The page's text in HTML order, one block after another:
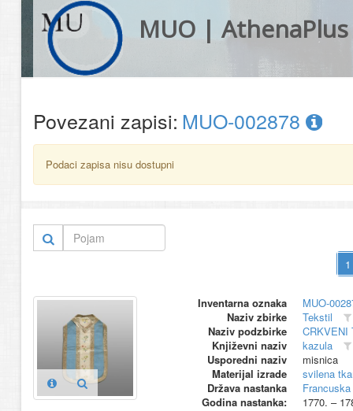
MUO | AthenaPlus
Povezani zapisi: MUO-002878
Podaci zapisa nisu dostupni
Inventarna oznaka
MUO-
Naziv zbirke
Tekstil
Naziv podzbirke
CRKVENI
Književni naziv
kazula
Usporedni naziv
misnica
Materijal izrade
svilena
Država nastanka
Francuska
Godina nastanka:
1770. –